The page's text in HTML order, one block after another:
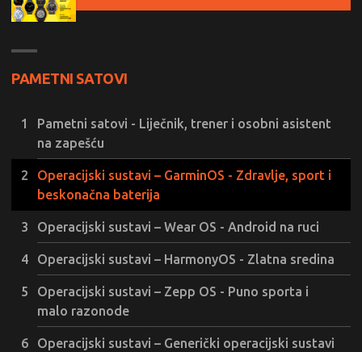
PAMETNI SATOVI
Pametni satovi - Liječnik, trener i osobni asistent
na zapešću
Operacijski sustavi – GarminOS - Zdravlje, sport i
beskonačna baterija
Operacijski sustavi – Wear OS - Android na ruci
Operacijski sustavi – HarmonyOS - Zlatna sredina
Operacijski sustavi – Zepp OS - Puno sporta i
malo razonode
Operacijski sustavi – Generički operacijski sustavi